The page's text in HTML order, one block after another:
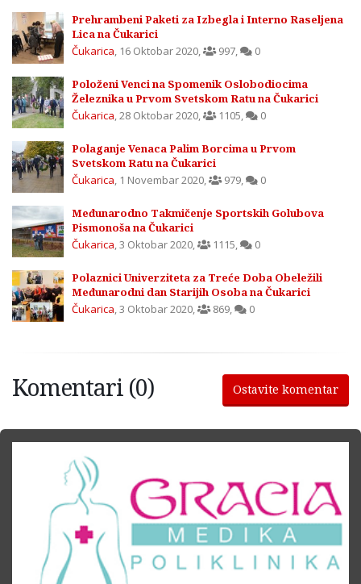
Prehrambeni Paketi za Izbegla i Interno Raseljena
Lica na Čukarici
Čukarica, 16 Oktobar 2020, 997, 0
Položeni Venci na Spomenik Oslobodiocima
Železnika u Prvom Svetskom Ratu na Čukarici
Čukarica,28 Oktobar 2020, 1105, 0
Polaganje Venaca Palim Borcima u Prvom
Svetskom Ratu na Čukarici
Čukarica, 1 Novembar 2020, 979, 0
Međunarodno Takmičenje Sportskih Golubova
Pismonoša na Čukarici
Čukarica,3 Oktobar 2020, 1115, 0
Polaznici Univerziteta za Treće Doba Obeležili
Međunarodni dan Starijih Osoba na Čukarici
Čukarica,3 Oktobar 2020, 869, 0
Komentari (0) Ostavite komentar